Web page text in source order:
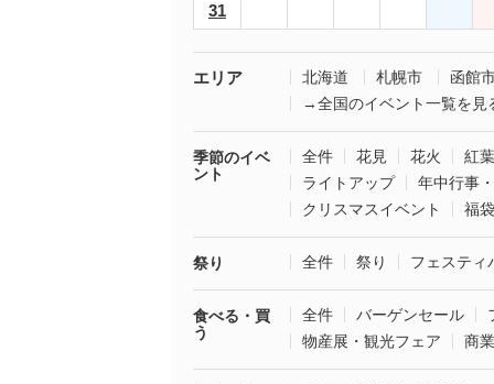
31
エリア 北海道 札幌市
函館
→全国のイベント一覧を見
季節のイベ
ント
全件 花見 花火
紅葉
ライトアップ
年中行事
クリスマスイベント
福
祭り 全件 祭り フェスティ
食べる・買
う
全件 バーゲンセール
物産展・観光フェア
商